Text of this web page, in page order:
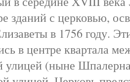
зданий с церковью,
в 1756 году.
в центре квартала
улицей (ныне